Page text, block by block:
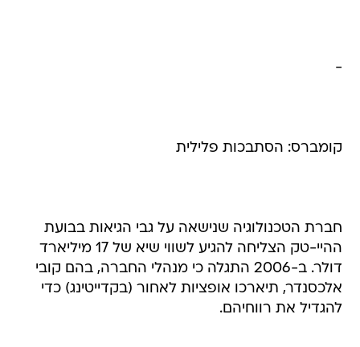
-
קומברס: הסתבכות פלילית
חברת הטכנולוגיה שנישאה על גבי הגיאות בבועת
ההיי-טק הצליחה להגיע לשווי שיא של 17 מיליארד
דולר. ב-2006 התגלה כי מנהלי החברה, בהם קובי
אלכסנדר, תיארכו אופציות לאחור (בקדייטינג) כדי
להגדיל את רווחיהם.